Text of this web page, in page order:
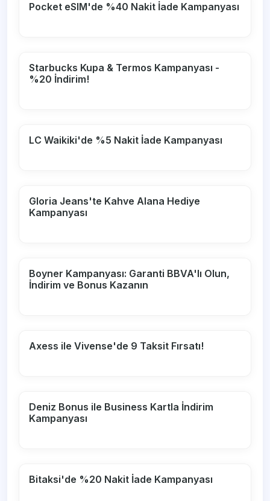
Pocket eSIM'de %40 Nakit İade Kampanyası
Starbucks Kupa & Termos Kampanyası -
%20 İndirim!
LC Waikiki'de %5 Nakit İade Kampanyası
Gloria Jeans'te Kahve Alana Hediye
Kampanyası
Boyner Kampanyası: Garanti BBVA'lı Olun,
İndirim ve Bonus Kazanın
Axess ile Vivense'de 9 Taksit Fırsatı!
Deniz Bonus ile Business Kartla İndirim
Kampanyası
Bitaksi'de %20 Nakit İade Kampanyası